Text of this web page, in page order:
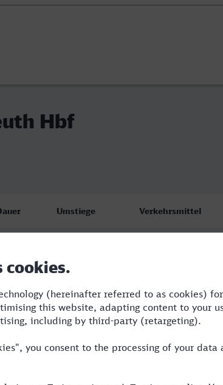
Hbf
Umstiege Verkehrsmittel
4 RB,RE,ICE